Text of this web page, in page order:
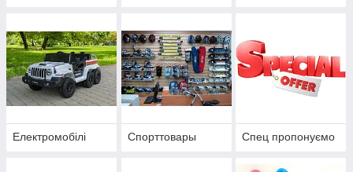
Електромобілі Спорттовары Спец пропонуємо